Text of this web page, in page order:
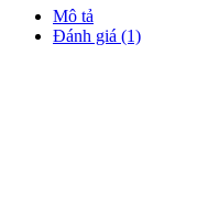
Mô tả
Đánh giá (1)